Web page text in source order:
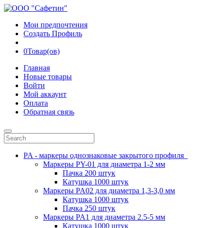
Мои предпочтения
Создать Профиль
0Товар(ов)
Главная
Новые товары
Войти
Мой аккаунт
Оплата
Обратная связь
PA - маркеры однознаковые закрытого профиля
Маркеры PY-01 для диаметра 1-2 мм
Пачка 200 штук
Катушка 1000 штук
Маркеры PA02 для диаметра 1,3-3,0 мм
Катушка 1000 штук
Пачка 250 штук
Маркеры PA1 для диаметра 2.5-5 мм
Катушка 1000 штук